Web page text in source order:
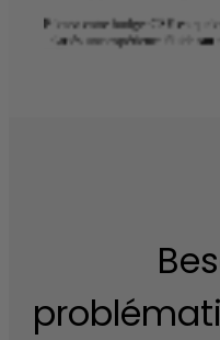
Pilotez votre budget CSE en
salariés une expérience fluide sur